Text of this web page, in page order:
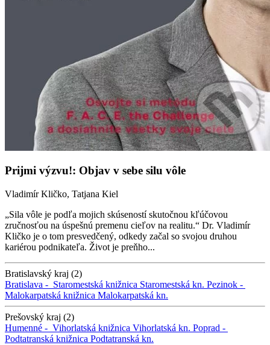
Prijmi výzvu!: Objav v sebe silu vôle
Vladimír Kličko, Tatjana Kiel
„Sila vôle je podľa mojich skúseností skutočnou kľúčovou
zručnosťou na úspešnú premenu cieľov na realitu.“ Dr. Vladimír
Kličko je o tom presvedčený, odkedy začal so svojou druhou
kariérou podnikateľa. Život je preňho...
Bratislavský kraj (2)
Bratislava - Staromestská knižnica Staromestská kn. Pezinok -
Malokarpatská knižnica Malokarpatská kn.
Prešovský kraj (2)
Humenné - Vihorlatská knižnica Vihorlatská kn. Poprad -
Podtatranská knižnica Podtatranská kn.